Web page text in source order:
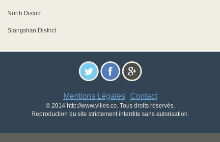
North District
Siangshan District
Mentions Légales- Contact
© 2014 http://www.villes.co. Tous droits réservés.
Reproduction du site strictement interdite sans autorisation.